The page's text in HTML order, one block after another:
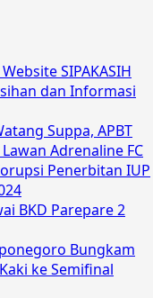
SIPAKASIH
dan Informasi
Suppa, APBT
Adrenaline FC
Penerbitan IUP
BKD Parepare 2
Bungkam
ke Semifinal